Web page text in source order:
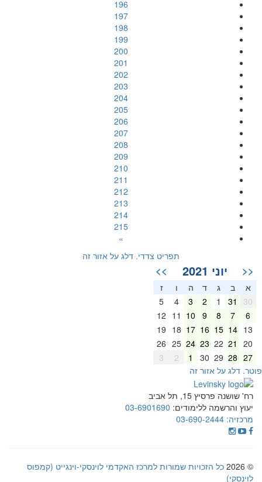
196
197
198
199
200
201
202
203
204
205
206
207
208
209
210
211
212
213
214
215
»
תפריט צדדי. דלג על אזור זה
<< יוני 2021 >>
א ב ג ד ה
ז
30
31
2
3
4
5
6
7
8
9
10
11
12
13
14
15
16
17
18
19
20
21
22
23
24
25
26
27
28
29
30
2
3
דלג על אזור זה
רח' שושנה פרסיץ 15, תל אביב
יעוץ והרשמה ללימודים: 03-6901690
מרכזיה: 03-690-2444
© 2026
כל הזכויות שמורות למרכז האקדמי לוינסקי-וינגייט (קמפוס
לוינסקי)